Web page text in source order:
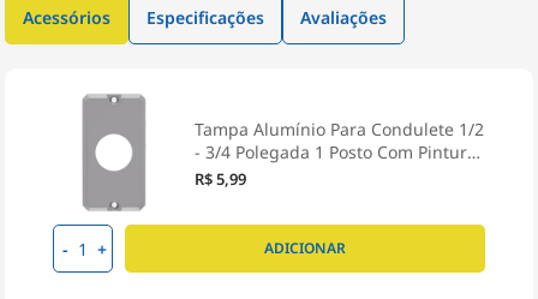
Acessórios Especificações Avaliações
Tampa Alumínio Para Condulete 1/2
- 3/4 Polegada 1 Posto Com Pintura
Sem Vedação TPCA-05 - Wetzel
R$ 5,99
- + ADICIONAR